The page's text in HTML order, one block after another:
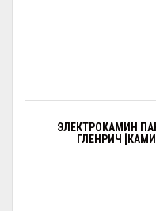
ЭЛЕКТРОКАМИН
ГЛЕНРИЧ [КАМИН